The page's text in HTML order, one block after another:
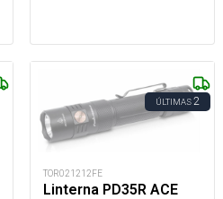
ÚLTIMAS2
TOR021212FE
Linterna PD35R ACE